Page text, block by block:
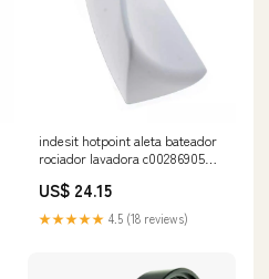
indesit hotpoint aleta bateador
rociador lavadora c00286905
US$ 24.15
★★★★★ 4.5 (18 reviews)